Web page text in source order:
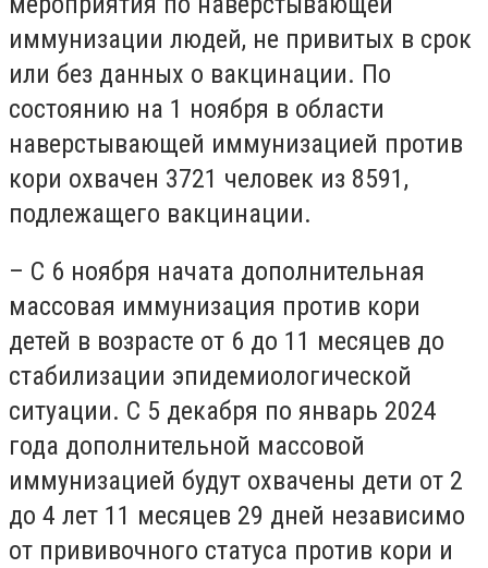
иммунизации людей, не привитых в срок
или без данных о вакцинации. По
состоянию на 1 ноября в области
наверстывающей иммунизацией против
кори охвачен 3721 человек из 8591,
подлежащего вакцинации.
– С 6 ноября начата дополнительная
массовая иммунизация против кори
детей в возрасте от 6 до 11 месяцев до
стабилизации эпидемиологической
ситуации. С 5 декабря по январь 2024
года дополнительной массовой
иммунизацией будут охвачены дети от 2
до 4 лет 11 месяцев 29 дней независимо
от прививочного статуса против кори и